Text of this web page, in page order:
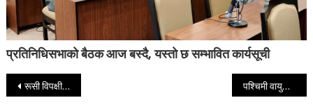
प्रतिनिधिसभाको बैठक आज बस्दै, यस्तो छ सम्भावित कार्यसूची
Post navigation
रूसी विपक्षी नेता नभाल्नीको मृत्यु ‘भ्यागुताको विष’बाट भएको युरोपेली देशहरूको दाबी पश्चिमी वायुको प्रभाव कायमै, आज यी तीन प्रदेशमा हिमपातसहित वर्षाको सम्भावना